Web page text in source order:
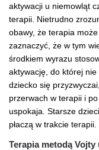
aktywacji u niemowląt
terapii. Nietrudno
obawy, że terapia
zaznaczyć, że w tym
środkiem wyrazu
aktywację, do której nie
dziecko się
przerwach w terapii i
uspokaja. Starsze
płaczą w trakcie terapii.
Terapia metodą